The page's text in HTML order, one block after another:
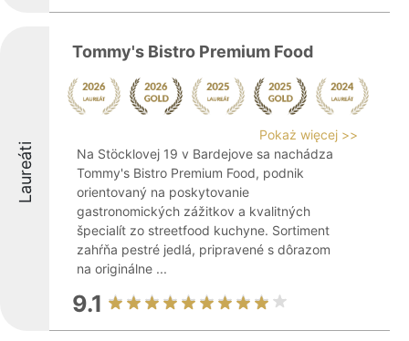
Laureáti
Tommy's Bistro Premium Food
Pokaż więcej >>
Na Stöcklovej 19 v Bardejove sa nachádza
Tommy's Bistro Premium Food, podnik
orientovaný na poskytovanie
gastronomických zážitkov a kvalitných
špecialít zo streetfood kuchyne. Sortiment
zahŕňa pestré jedlá, pripravené s dôrazom
na originálne ...
9.1